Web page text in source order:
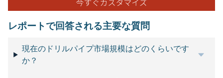
レポートで回答される主要な質問
現在のドリルパイプ市場規模はどのくらいです
か？